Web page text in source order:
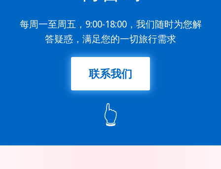
每周一至周五，9:00-18:00，我们随时为您解
答疑惑，满足您的一切旅行需求
联系我们
👆